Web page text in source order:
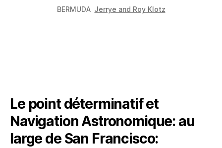
BERMUDA Jerrye and Roy Klotz
Le point déterminatif et
Navigation Astronomique: au
large de San Francisco: